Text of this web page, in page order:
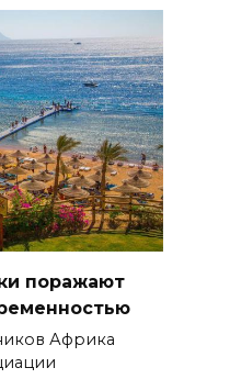
поражают
Африка